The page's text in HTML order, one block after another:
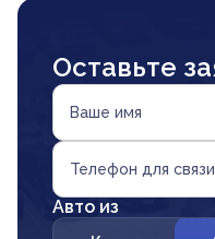
Оставьте
Ваше имя
Телефон для связи
Авто из